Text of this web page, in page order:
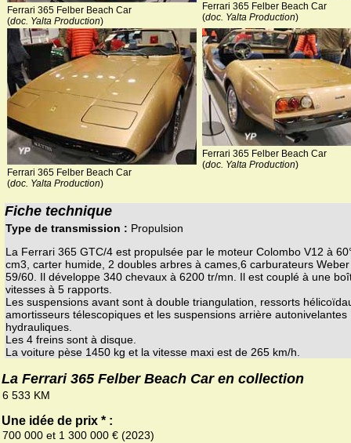
Ferrari 365 Felber Beach Car
(doc. Yalta Production)
Ferrari 365 Felber Beach Car
(doc. Yalta Production)
Ferrari 365 Felber Beach Car
(doc. Yalta Production)
Ferrari 365 Felber Beach Car
(doc. Yalta Production)
Fiche technique
Type de transmission : Propulsion
La Ferrari 365 GTC/4 est propulsée par le moteur Colombo V12 à
cm3, carter humide, 2 doubles arbres à cames,6 carburateurs Weber
59/60. Il développe 340 chevaux à 6200 tr/mn. Il est couplé à une
vitesses à 5 rapports.
Les suspensions avant sont à double triangulation, ressorts
amortisseurs télescopiques et les suspensions arrière autonivelantes
hydrauliques.
Les 4 freins sont à disque.
La voiture pèse 1450 kg et la vitesse maxi est de 265 km/h.
La Ferrari 365 Felber Beach Car en collection
6 533 KM
Une idée de prix * :
700 000 et 1 300 000 € (2023)